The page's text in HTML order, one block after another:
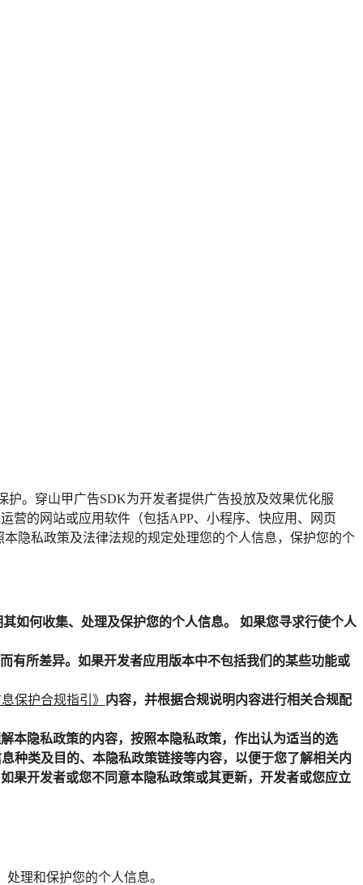
。穿山甲广告SDK为开发者提供广告投放及效果优化服
营的网站或应用软件（包括APP、小程序、快应用、网页
隐私政策及法律法规的规定处理您的个人信息，保护您的个
如何收集、处理及保护您的个人信息。 如果您寻求行使个人
有所差异。如果开发者应用版本中不包括我们的某些功能或
保护合规指引》 内容，并根据合规说明内容进行相关合规配
本隐私政策的内容，按照本隐私政策，作出认为适当的选
种类及目的、本隐私政策链接等内容，以便于您了解相关内
果开发者或您不同意本隐私政策或其更新，开发者或您应立
理和保护您的个人信息。